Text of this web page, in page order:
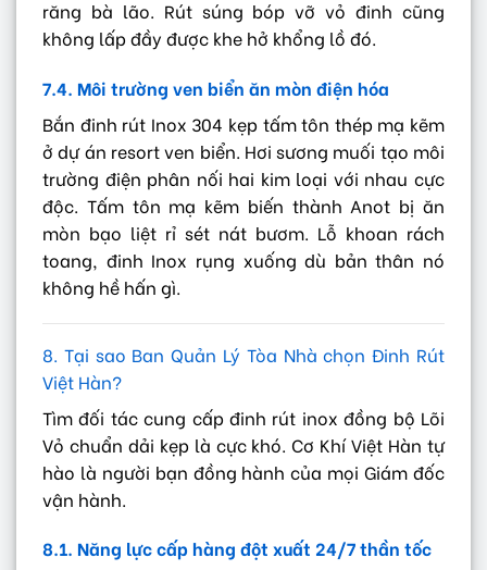
răng bà lão. Rút súng bóp vỡ vỏ đinh cũng
không lấp đầy được khe hở khổng lồ đó.
7.4. Môi trường ven biển ăn mòn điện hóa
Bắn đinh rút Inox 304 kẹp tấm tôn thép mạ kẽm
ở dự án resort ven biển. Hơi sương muối tạo môi
trường điện phân nối hai kim loại với nhau cực
độc. Tấm tôn mạ kẽm biến thành Anot bị ăn
mòn bạo liệt rỉ sét nát bươm. Lỗ khoan rách
toang, đinh Inox rụng xuống dù bản thân nó
không hề hấn gì.
8. Tại sao Ban Quản Lý Tòa Nhà chọn Đinh Rút
Việt Hàn?
Tìm đối tác cung cấp đinh rút inox đồng bộ Lõi
Vỏ chuẩn dải kẹp là cực khó. Cơ Khí Việt Hàn tự
hào là người bạn đồng hành của mọi Giám đốc
vận hành.
8.1. Năng lực cấp hàng đột xuất 24/7 thần tốc